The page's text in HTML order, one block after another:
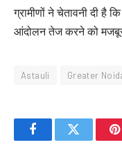
ग्रामीणों ने चेतावनी दी है
आंदोलन तेज करने को
Astauli Greater
FacebookTwitter